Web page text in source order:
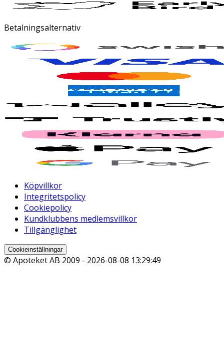
Betalningsalternativ
Köpvillkor
Integritetspolicy
Cookiepolicy
Kundklubbens medlemsvillkor
Tillgänglighet
Cookieinställningar
© Apoteket AB 2009 - 2026-08-08 13:29:49